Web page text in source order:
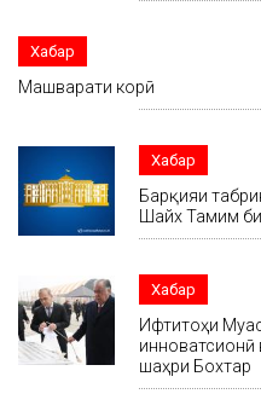
Хабар
Машварати корӣ
Хабар
Барқияи
Шайх Тамим
Хабар
Ифтитоҳи
инноватсионӣ
шаҳри Бохтар